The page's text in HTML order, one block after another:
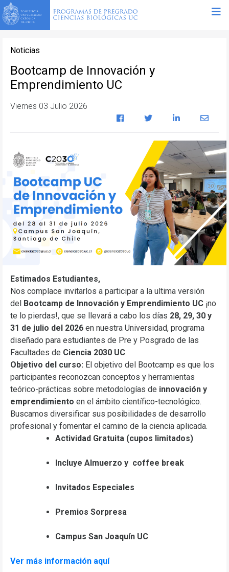
Noticias
Bootcamp de Innovación y
Emprendimiento UC
Viernes 03 Julio 2026
Estimados Estudiantes,
Nos complace invitarlos a participar a la ultima versión
del
Bootcamp de Innovación y Emprendimiento UC ¡no
te lo pierdas!, que se llevará a cabo los días 28, 29, 30 y
31 de julio del 2026 en nuestra Universidad, programa
diseñado para estudiantes de Pre y Posgrado de las
Facultades de Ciencia 2030 UC.
Objetivo del curso: El objetivo del Bootcamp es que los
participantes reconozcan conceptos y herramientas
teórico-prácticas sobre metodologías de innovación y
emprendimiento en el ámbito científico-tecnológico.
Buscamos diversificar sus posibilidades de desarrollo
profesional y fomentar el camino de la ciencia aplicada.
Actividad Gratuita (cupos limitados)
Incluye Almuerzo y coffee break
Invitados Especiales
Premios Sorpresa
Campus San Joaquín UC
Ver más información aquí